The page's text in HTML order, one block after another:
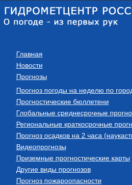
Главная
Новости
Прогнозы
Прогноз погоды на неделю по
Прогностические бюллетени
Глобальные среднесрочные
Региональные краткосрочные
Прогноз осадков на 2 часа
Видеопрогнозы
Приземные прогностические карты
Другие виды прогнозов
Прогноз пожароопасности